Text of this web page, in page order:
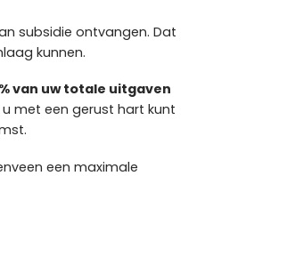
subsidie ontvangen. Dat
kunnen.
van uw totale uitgaven
met een gerust hart kunt
een maximale